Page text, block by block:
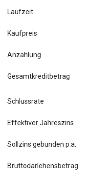
Laufzeit
Kaufpreis
Anzahlung
Gesamtkreditbetrag
Schlussrate
Effektiver Jahreszins
Sollzins gebunden p.a.
Bruttodarlehensbetrag